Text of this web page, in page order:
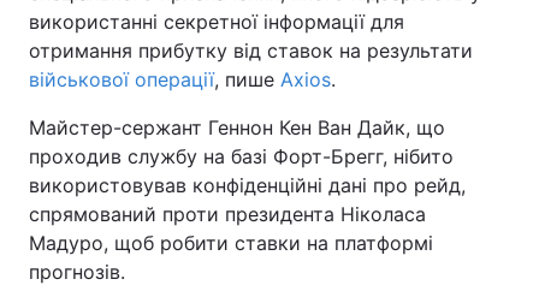
Економіка Світ
Техно і зв'язок Лайт
Зброя Інциденти
Здоров'я
використанні секретної інформації для
отримання прибутку від ставок на результати
військової операції, пише Axios.
Майстер-сержант Геннон Кен Ван Дайк, що
проходив службу на базі Форт-Брегг, нібито
використовував конфіденційні дані про рейд,
спрямований проти президента Ніколаса
Мадуро, щоб робити ставки на платформі
прогнозів.